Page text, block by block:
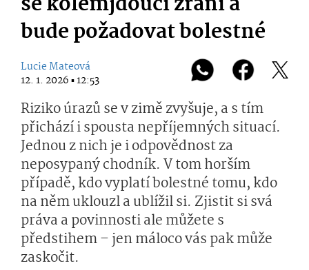
bude požadovat bolestné
Lucie Mateová
12. 1. 2026 ▪ 12:53
Riziko úrazů se v zimě zvyšuje, a s tím
přichází i spousta nepříjemných situací.
Jednou z nich je i odpovědnost za
neposypaný chodník. V tom horším
případě, kdo vyplatí bolestné tomu, kdo
na něm uklouzl a ublížil si. Zjistit si svá
práva a povinnosti ale můžete s
předstihem – jen máloco vás pak může
zaskočit.